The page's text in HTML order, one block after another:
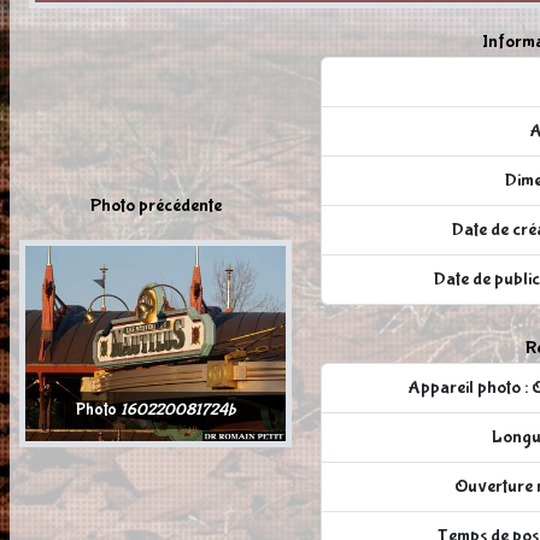
Photo précédente
Photo160220081724b
Date de
Date de
Appareil photo :
Ouverture
Temps de